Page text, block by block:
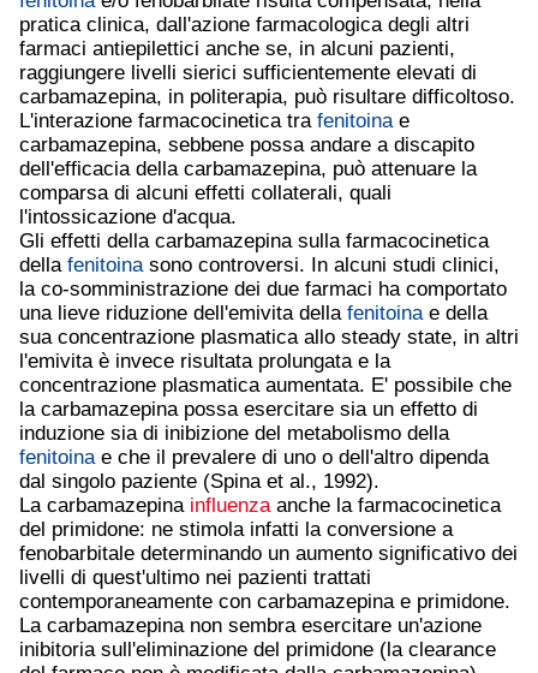
pratica clinica, dall'azione farmacologica degli altri
farmaci antiepilettici anche se, in alcuni pazienti,
raggiungere livelli sierici sufficientemente elevati di
carbamazepina, in politerapia, può risultare difficoltoso.
L'interazione farmacocinetica tra fenitoinae
carbamazepina, sebbene possa andare a discapito
dell'efficacia della carbamazepina, può attenuare la
comparsa di alcuni effetti collaterali, quali
l'intossicazione d'acqua.
Gli effetti della carbamazepina sulla farmacocinetica
della fenitoinasono controversi. In alcuni studi clinici,
la co-somministrazione dei due farmaci ha comportato
una lieve riduzione dell'emivita della fenitoinae della
sua concentrazione plasmatica allo steady state, in altri
l'emivita è invece risultata prolungata e la
concentrazione plasmatica aumentata. E' possibile che
la carbamazepina possa esercitare sia un effetto di
induzione sia di inibizione del metabolismo della
fenitoinae che il prevalere di uno o dell'altro dipenda
dal singolo paziente (Spina et al., 1992).
La carbamazepina influenzaanche la farmacocinetica
del primidone: ne stimola infatti la conversione a
fenobarbitale determinando un aumento significativo dei
livelli di quest'ultimo nei pazienti trattati
contemporaneamente con carbamazepina e primidone.
La carbamazepina non sembra esercitare un'azione
inibitoria sull'eliminazione del primidone (la clearance